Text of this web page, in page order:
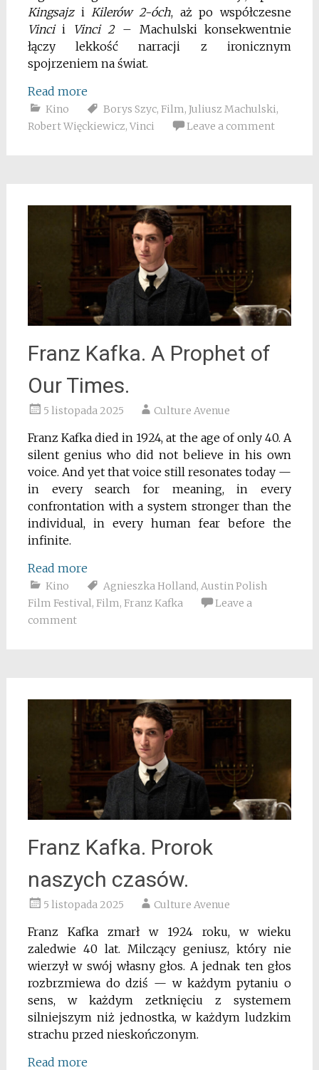
KingsajziKilerów 2-óch, aż po współczesne
Vincii Vinci 2– Machulski konsekwentnie
łączy lekkość narracji z ironicznym
spojrzeniem na świat.
Read more
Kino Borys Szyc, Film, Juliusz Machulski,
Robert Więckiewicz, Vinci Leave a comment
Franz Kafka. A Prophet of
Our Times.
5 listopada 2025 Culture Avenue
Franz Kafka died in 1924, at the age of only 40. A
silent genius who did not believe in his own
voice. And yet that voice still resonates today —
in every search for meaning, in every
confrontation with a system stronger than the
individual, in every human fear before the
infinite.
Read more
Kino Agnieszka Holland, Austin Polish
Film Festival, Film, Franz Kafka
Leave a
comment
Franz Kafka. Prorok
naszych czasów.
5 listopada 2025 Culture Avenue
Franz Kafka zmarł w 1924 roku, w wieku
zaledwie 40 lat. Milczący geniusz, który nie
wierzył w swój własny głos. A jednak ten głos
rozbrzmiewa do dziś — w każdym pytaniu o
sens, w każdym zetknięciu z systemem
silniejszym niż jednostka, w każdym ludzkim
strachu przed nieskończonym.
Read more